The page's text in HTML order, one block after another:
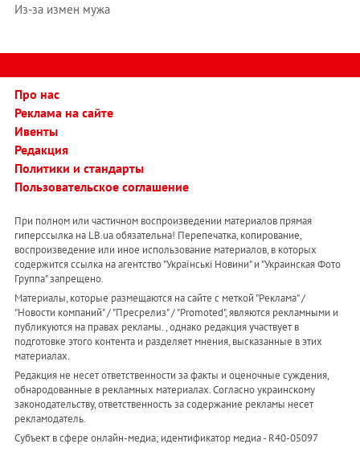
Из-за измен мужа
Про нас
Реклама на сайте
Ивенты
Редакция
Политики и стандарты
Пользовательское соглашение
При полном или частичном воспроизведении материалов прямая
гиперссылка на LB.ua обязательна! Перепечатка, копирование,
воспроизведение или иное использование материалов, в которых
содержится ссылка на агентство "Українськi Новини" и "Украинская Фото
Группа" запрещено.
Материалы, которые размещаются на сайте с меткой "Реклама" /
"Новости компаний" / "Пресрелиз" / "Promoted", являются рекламными и
публикуются на правах рекламы. , однако редакция участвует в
подготовке этого контента и разделяет мнения, высказанные в этих
материалах.
Редакция не несет ответственности за факты и оценочные суждения,
обнародованные в рекламных материалах. Согласно украинскому
законодательству, ответственность за содержание рекламы несет
рекламодатель.
Субъект в сфере онлайн-медиа; идентификатор медиа - R40-05097